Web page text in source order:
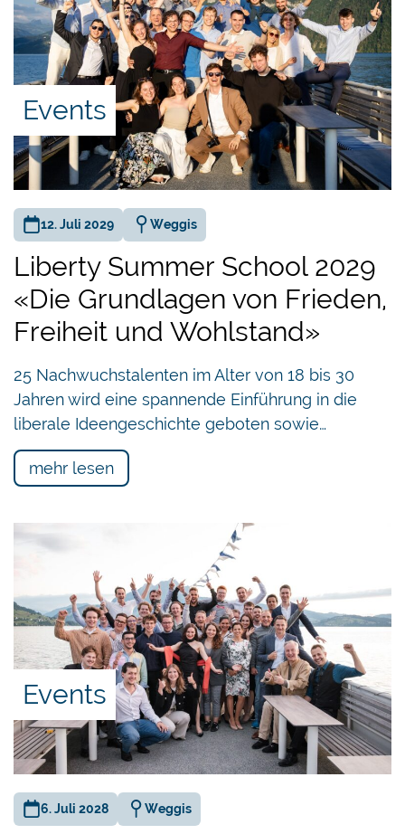
Events
12. Juli 2029 Weggis
Liberty Summer School 2029
«Die Grundlagen von Frieden,
Freiheit und Wohlstand»
25 Nachwuchstalenten im Alter von 18 bis 30
Jahren wird eine spannende Einführung in die
liberale Ideengeschichte geboten sowie…
mehr lesen
Events
6. Juli 2028 Weggis